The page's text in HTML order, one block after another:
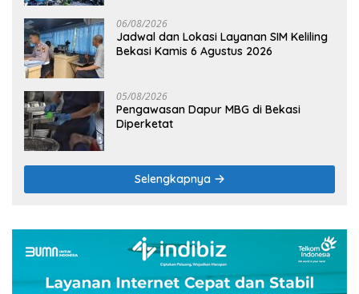
06/08/2026
Jadwal dan Lokasi Layanan SIM Keliling
Bekasi Kamis 6 Agustus 2026
05/08/2026
Pengawasan Dapur MBG di Bekasi
Diperketat
Selengkapnya